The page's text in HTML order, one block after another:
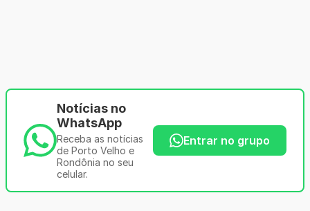
Notícias no
WhatsApp
Receba as notícias
de Porto Velho e
Rondônia no seu
celular.
Entrar no grupo